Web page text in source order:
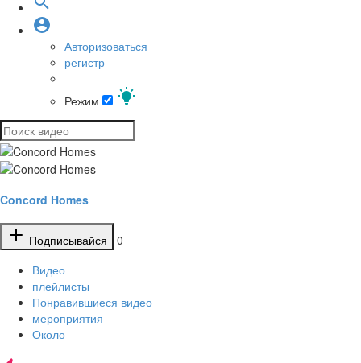
Авторизоваться
регистр
Режим
Concord Homes
Подписывайся
0
Видео
плейлисты
Понравившиеся видео
мероприятия
Около